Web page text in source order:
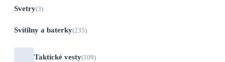
Svetry(3)
Svítilny a baterky(235)
Taktické vesty(109)